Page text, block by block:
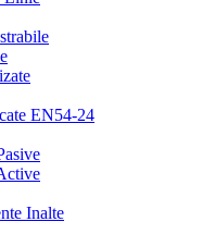
EN54-24
Inalte